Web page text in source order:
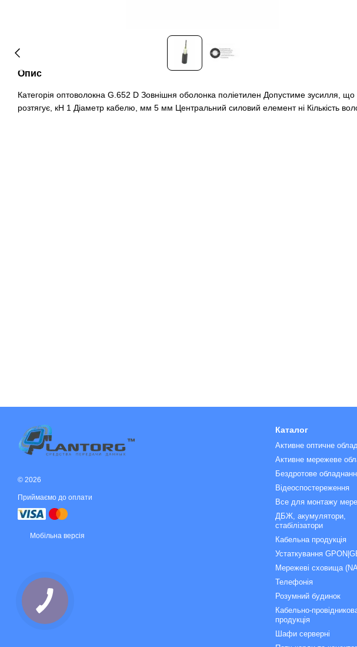
Опис
Категорія оптоволокна G.652 D Зовнішня оболонка поліетилен Допустиме зусилля, що
розтягує, кН 1 Діаметр кабелю, мм 5 мм Центральний силовий елемент ні Кількість
© 2026
Приймаємо до оплати
Мобільна версія
Каталог
Активне оптичне
Активне мережеве
Бездротове
Відеоспостереження
Все для монтажу
ДБЖ, акумулятори,
стабілізатори
Кабельна продукція
Устаткування
Мережеві сховища
Телефонія
Розумний будинок
Кабельно-
продукція
Шафи серверні